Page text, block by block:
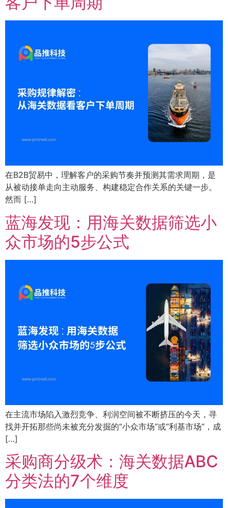
在B2B贸易中，理解客户的采购节奏并预测其需求周期，是
从被动接单走向主动服务、构建稳定合作关系的关键一步。
然而 […]
蓝海发现：用海关数据筛选小
众市场的5步公式
在主流市场陷入激烈竞争、利润空间被不断挤压的今天，寻
找并开拓那些尚未被充分发掘的“小众市场”或“利基市场”，成
[…]
采购商分级术：海关数据ABC
分类法的7个维度